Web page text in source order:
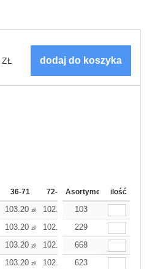
ZŁ
36-71 72-143 144-287 288
Asortyment ilość
103.20 zł 102.31 101.38
103
103.20 zł 102.31 101.38
229
103.20 zł 102.31 101.38
668
103.20 zł 102.31 101.38
623